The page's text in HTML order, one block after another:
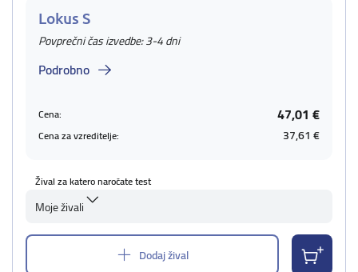
Lokus S
Povprečni čas izvedbe: 3-4 dni
Podrobno
Cena: 47,01 €
Cena za vzreditelje: 37,61 €
Žival za katero naročate test
Moje živali
Dodaj žival